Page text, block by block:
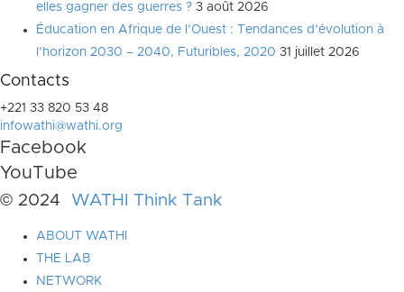
elles gagner des guerres ? 3 août 2026
Éducation en Afrique de l’Ouest : Tendances d’évolution à
l’horizon 2030 – 2040, Futuribles, 2020 31 juillet 2026
Contacts
+221 33 820 53 48
infowathi@wathi.org
Facebook
YouTube
© 2024 WATHI Think Tank
ABOUT WATHI
THE LAB
NETWORK